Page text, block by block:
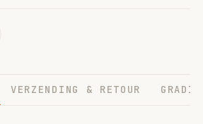
VERZENDING & RETOUR